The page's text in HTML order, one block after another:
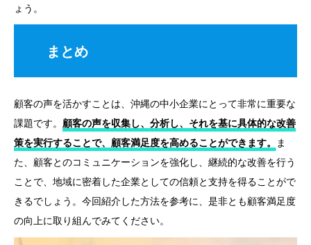
ょう。
まとめ
顧客の声を活かすことは、沖縄の中小企業にとって非常に重要な
課題です。 顧客の声を収集し、分析し、それを基に具体的な改善
策を実行することで、顧客満足度を高めることができます。 ま
た、顧客とのコミュニケーションを強化し、継続的な改善を行う
ことで、地域に密着した企業としての信頼と支持を得ることがで
きるでしょう。今回紹介した方法を参考に、是非とも顧客満足度
の向上に取り組んでみてください。